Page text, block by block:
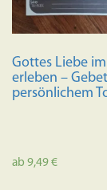
Gottes Liebe
erleben –
persönlichem
ab 9,49€